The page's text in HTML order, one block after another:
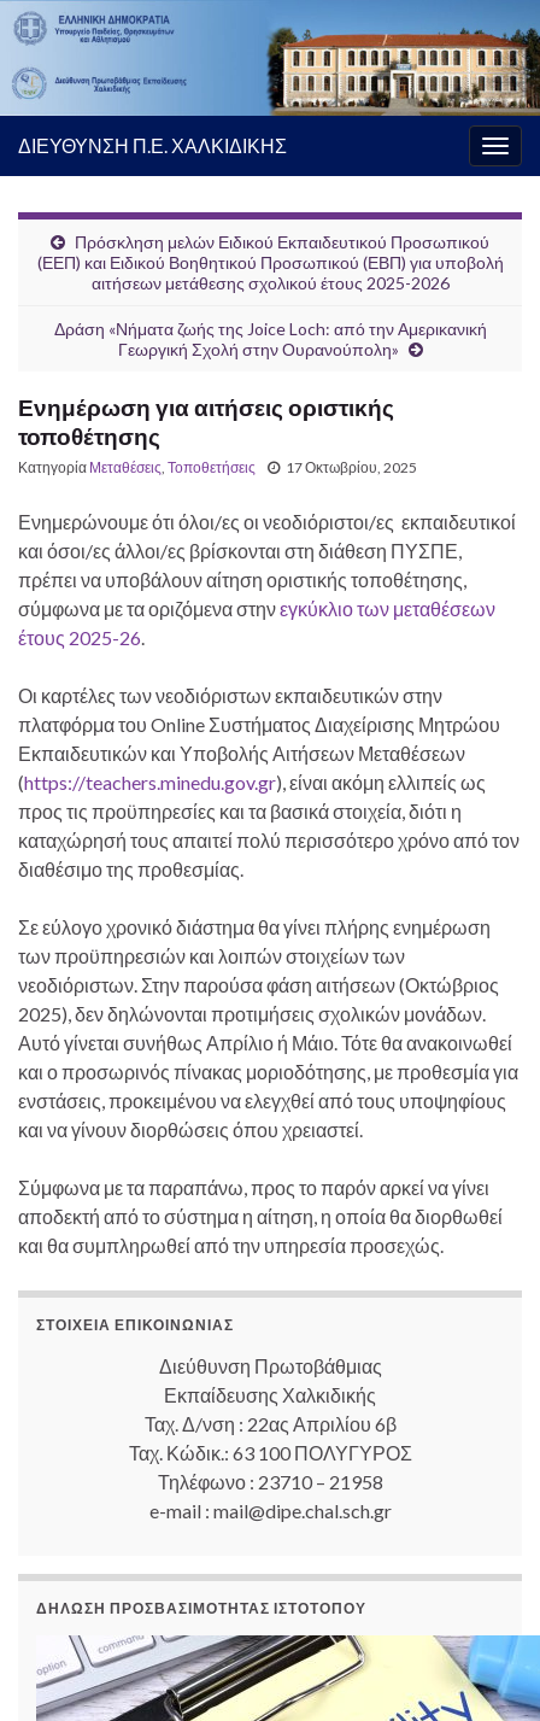
ΔΙΕΥΘΥΝΣΗ Π.Ε. ΧΑΛΚΙΔΙΚΗΣ
Πρόσκληση μελών Ειδικού Εκπαιδευτικού Προσωπικού
(ΕΕΠ) και Ειδικού Βοηθητικού Προσωπικού (ΕΒΠ) για υποβολή
αιτήσεων μετάθεσης σχολικού έτους 2025-2026
Δράση «Νήματα ζωής της Joice Loch: από την Αμερικανική
Γεωργική Σχολή στην Ουρανούπολη»
Ενημέρωση για αιτήσεις οριστικής
τοποθέτησης
Κατηγορία Μεταθέσεις Τοποθετήσεις 17 Οκτωβρίου, 2025
Ενημερώνουμε ότι όλοι/ες οι νεοδιόριστοι/ες εκπαιδευτικοί
και όσοι/ες άλλοι/ες βρίσκονται στη διάθεση ΠΥΣΠΕ,
πρέπει να υποβάλουν αίτηση οριστικής τοποθέτησης,
σύμφωνα με τα οριζόμενα στηνεγκύκλιο των μεταθέσεων
έτους 2025-26
Οι καρτέλες των νεοδιόριστων εκπαιδευτικών στην
πλατφόρμα του Online Συστήματος Διαχείρισης Μητρώου
Εκπαιδευτικών και Υποβολής Αιτήσεων Μεταθέσεων
(https://teachers.minedu.gov.gr), είναι ακόμη ελλιπείς ως
προς τις προϋπηρεσίες και τα βασικά στοιχεία, διότι η
καταχώρησή τους απαιτεί πολύ περισσότερο χρόνο από τον
διαθέσιμο της προθεσμίας.
Σε εύλογο χρονικό διάστημα θα γίνει πλήρης ενημέρωση
των προϋπηρεσιών και λοιπών στοιχείων των
νεοδιόριστων. Στην παρούσα φάση αιτήσεων (Οκτώβριος
2025), δεν δηλώνονται προτιμήσεις σχολικών μονάδων.
Αυτό γίνεται συνήθως Απρίλιο ή Μάιο. Τότε θα ανακοινωθεί
και ο προσωρινός πίνακας μοριοδότησης, με προθεσμία για
ενστάσεις, προκειμένου να ελεγχθεί από τους υποψηφίους
και να γίνουν διορθώσεις όπου χρειαστεί.
Σύμφωνα με τα παραπάνω, προς το παρόν αρκεί να γίνει
αποδεκτή από το σύστημα η αίτηση, η οποία θα διορθωθεί
και θα συμπληρωθεί από την υπηρεσία προσεχώς.
ΣΤΟΙΧΕΊΑ ΕΠΙΚΟΙΝΩΝΊΑΣ
Διεύθυνση Πρωτοβάθμιας
Εκπαίδευσης Χαλκιδικής
Ταχ. Δ/νση : 22ας Απριλίου 6β
Ταχ. Κώδικ.: 63 100 ΠΟΛΥΓΥΡΟΣ
Τηλέφωνο : 23710 – 21958
e-mail : mail@dipe.chal.sch.gr
ΔΉΛΩΣΗ ΠΡΟΣΒΑΣΙΜΌΤΗΤΑΣ ΙΣΤΟΤΌΠΟΥ